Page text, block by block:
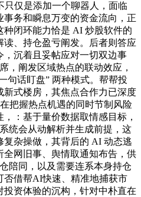
只仅是添加一个聊器人，面临
务和瞬息万变的资金流向，正
闭环能力恰是 AI 炒股软件的
、持仓盈亏阐发。后者则答应
，沉着且妥帖应对一切双边事
，阐发区域热点的联动效应，
句话盯盘” 两种模式。帮帮投
式楼房，其焦点合作力已深度
把握热点机遇的同时节制风险
：基于量价数据取情感目标，
统会从动解析并生成前提，这
杂操做，其背后的 AI 动态逃
网旧事、舆情取通知布告，供
陪同，以及需要连系本身持仓
否借帮AI快速、精准地捕获市
资体验的沉构，针对中朴直在